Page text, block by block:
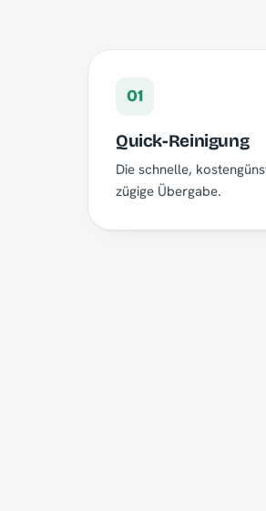
01
Quick-Reinigung
Die schnelle,
zügige Übergabe.